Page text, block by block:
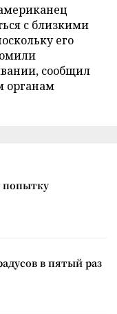
с близкими
его
сообщил
органам
попытку
в пятый раз